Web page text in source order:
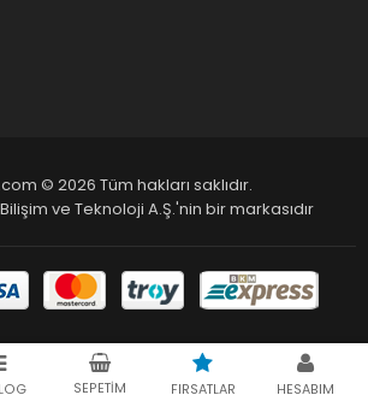
SEPETIM FIRSATLAR HESABIM
© 2026 Tüm hakları saklıdır.
Bilişim ve Teknoloji A.Ş.'nin bir markasıdır